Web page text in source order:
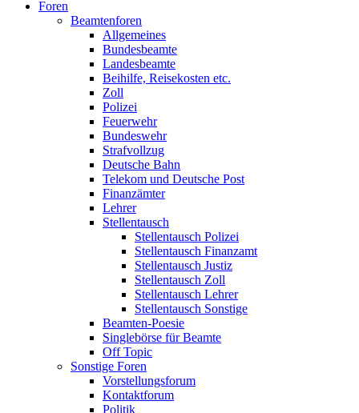
Foren
Beamtenforen
Allgemeines
Bundesbeamte
Landesbeamte
Beihilfe, Reisekosten etc.
Zoll
Polizei
Feuerwehr
Bundeswehr
Strafvollzug
Deutsche Bahn
Telekom und Deutsche Post
Finanzämter
Lehrer
Stellentausch
Stellentausch Polizei
Stellentausch Finanzamt
Stellentausch Justiz
Stellentausch Zoll
Stellentausch Lehrer
Stellentausch Sonstige
Beamten-Poesie
Singlebörse für Beamte
Off Topic
Sonstige Foren
Vorstellungsforum
Kontaktforum
Politik